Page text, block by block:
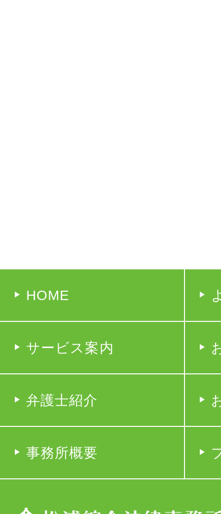
HOME
サービス案内
弁護士紹介
事務所概要